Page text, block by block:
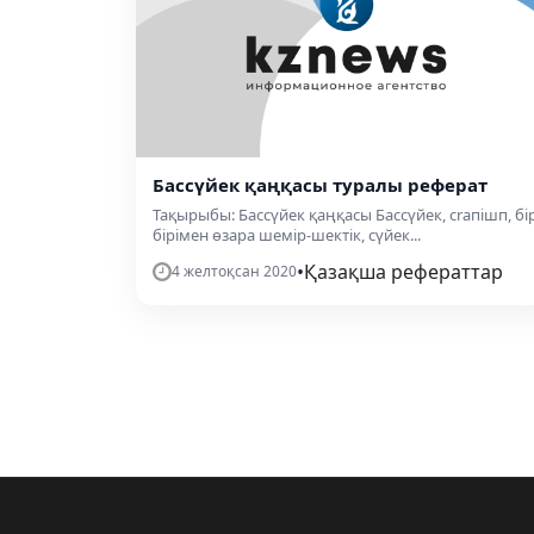
Бассүйек қаңқасы туралы реферат
Тақырыбы: Бассүйек қаңқасы Бассүйек, сrапішп,
бірімен өзара шемір-шектік, сүйек...
4 желтоқсан 2020•Қазақша рефераттар